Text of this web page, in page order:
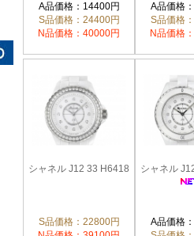
A品価格：14400円
S品価格：24400円
N品価格：40000円
A品価格
S品価格
N品価格
シャネル J12 33 H6418
S品価格：22800円
シャネル
A品価格